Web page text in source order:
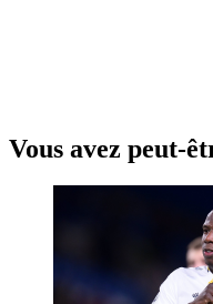
Vous avez peut-